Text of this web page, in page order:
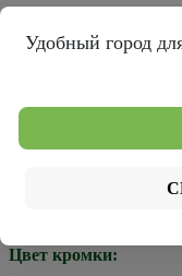
Цвет кромки:
Удобный город